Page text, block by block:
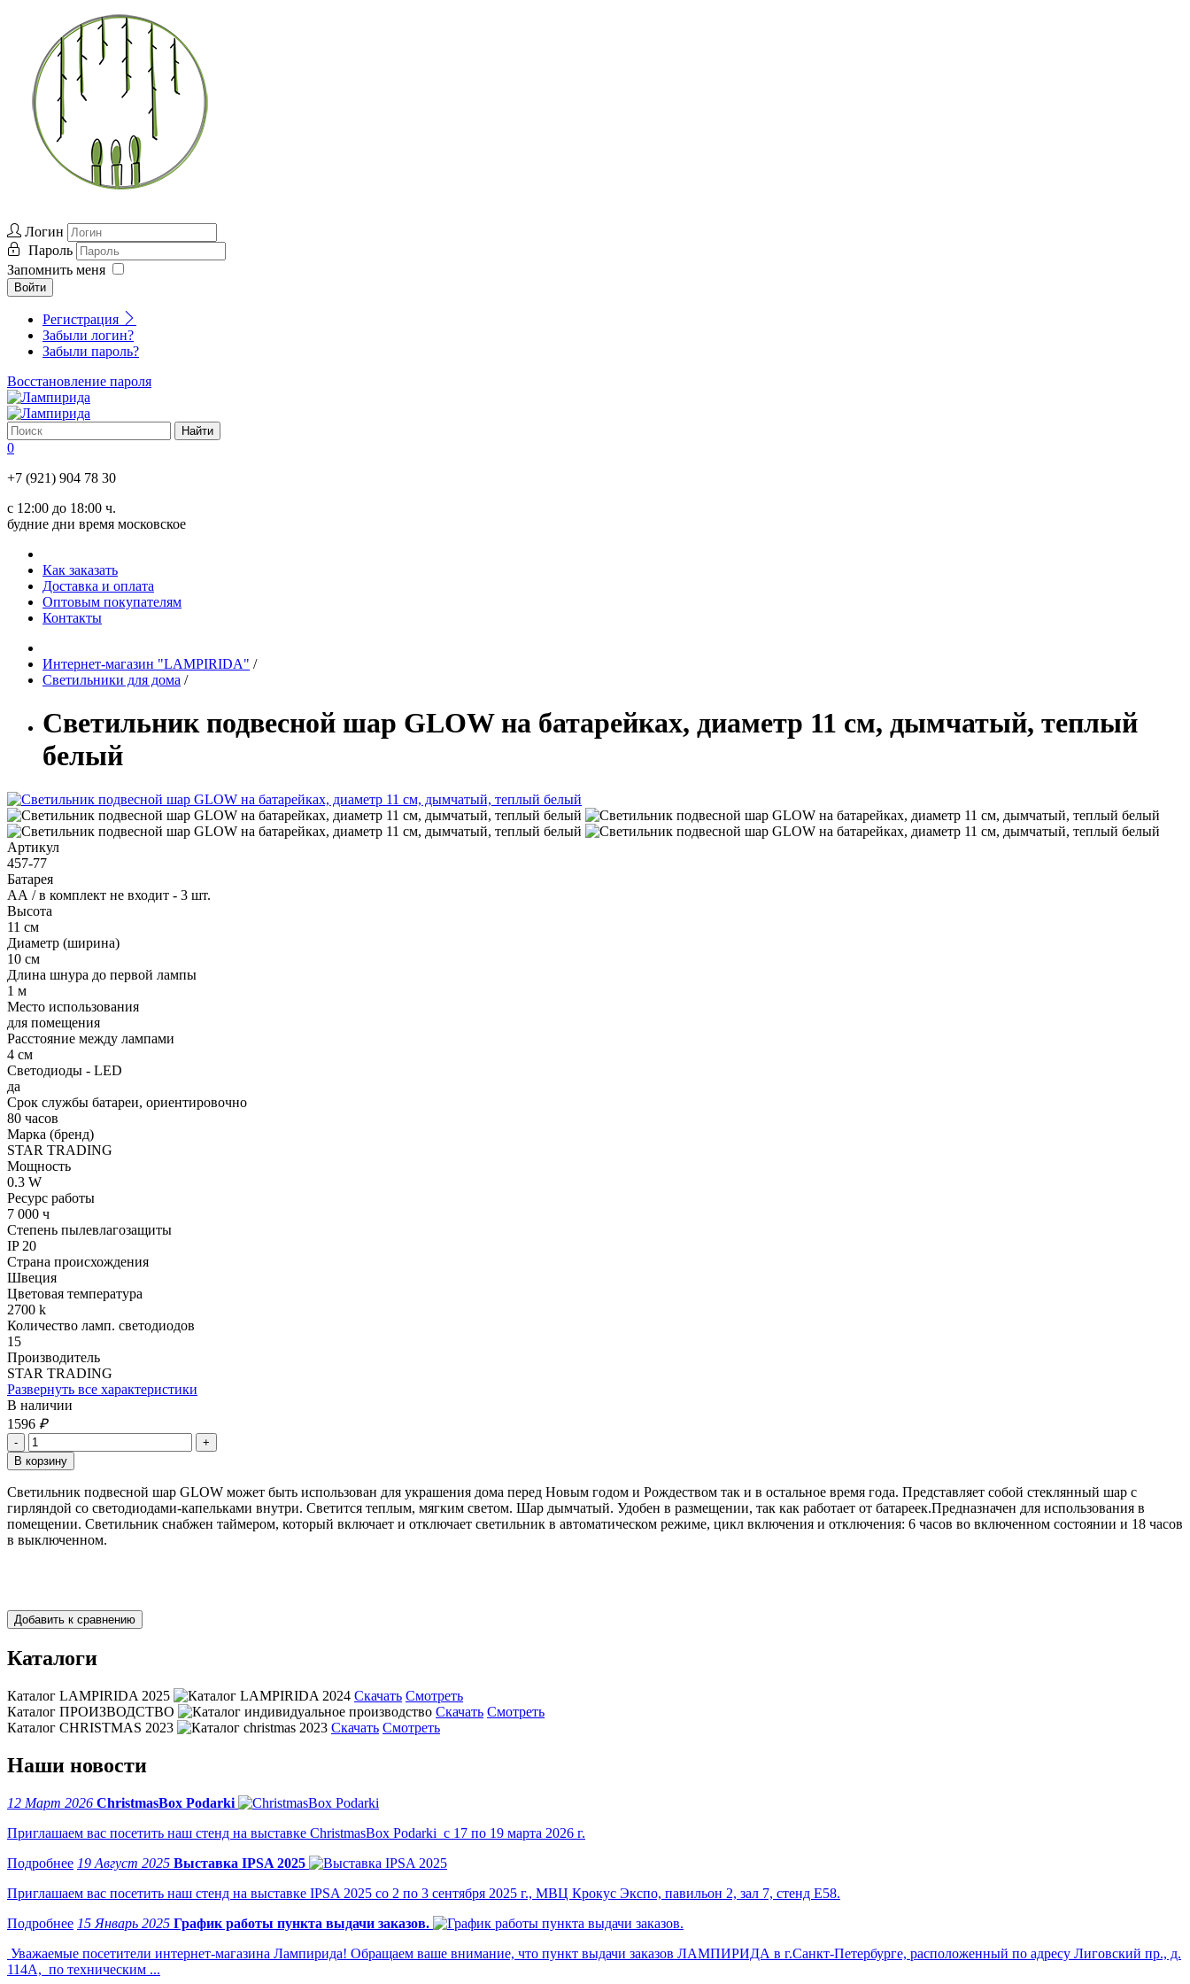
Логин
Пароль
Запомнить меня
Войти
Регистрация
Забыли логин?
Забыли пароль?
Восстановление пароля
0
+7 (921) 904 78 30
с 12:00 до 18:00 ч.
будние дни время московское
Как заказать
Доставка и оплата
Оптовым покупателям
Контакты
Интернет-магазин "LAMPIRIDA" /
Светильники для дома /
Светильник подвесной шар GLOW на батарейках, диаметр 11 см, дымчатый, теплый
белый
Артикул
457-77
Батарея
АА / в комплект не входит - 3 шт.
Высота
11 см
Диаметр (ширина)
10 см
Длина шнура до первой лампы
1 м
Место использования
для помещения
Расстояние между лампами
4 см
Светодиоды - LED
да
Срок службы батареи, ориентировочно
80 часов
Марка (бренд)
STAR TRADING
Мощность
0.3 W
Ресурс работы
7 000 ч
Степень пылевлагозащиты
IP 20
Страна происхождения
Швеция
Цветовая температура
2700 k
Количество ламп. светодиодов
15
Производитель
STAR TRADING
Развернуть все характеристики
В наличии
1596 ₽
Светильник подвесной шар GLOW может быть использован для украшения дома перед Новым годом и Рождеством так и в остальное время года. Представляет собой стеклянный шар с
гирляндой со светодиодами-капельками внутри. Светится теплым, мягким светом. Шар дымчатый. Удобен в размещении, так как работает от батареек.Предназначен для использования в
помещении. Светильник снабжен таймером, который включает и отключает светильник в автоматическом режиме, цикл включения и отключения: 6 часов во включенном состоянии и 18 часов
в выключенном.
Каталоги
Каталог LAMPIRIDA 2025 Скачать Смотреть
Каталог ПРОИЗВОДСТВО
Скачать Смотреть
Каталог CHRISTMAS 2023
Скачать Смотреть
Наши новости
12 Март 2026 ChristmasBox Podarki
Приглашаем вас посетить наш стенд на выставке ChristmasBox Podarki с 17 по 19 марта 2026 г.
19 Август 2025 Выставка IPSA 2025
Приглашаем вас посетить наш стенд на выставке IPSA 2025 со 2 по 3 сентября 2025 г., МВЦ Крокус Экспо, павильон 2, зал 7, стенд Е58.
15 Январь 2025 График работы пункта выдачи заказов.
Уважаемые посетители интернет-магазина Лампирида! Обращаем ваше внимание, что пункт выдачи заказов ЛАМПИРИДА в г.Санкт-Петербурге, расположенный по адресу Лиговский пр., д.
114А, по техническим ...